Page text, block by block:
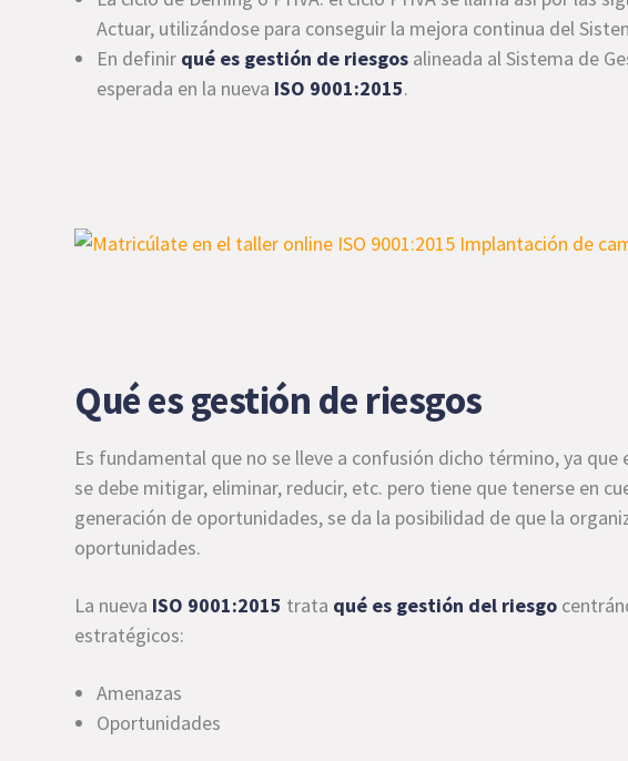
Actuar, utilizándose para conseguir la mejora continua del
En definir qué es gestión de riesgos alineada al Sistema de
esperada en la nueva ISO 9001:2015.
Qué es gestión de riesgos
Es fundamental que no se lleve a confusión dicho término, ya que
se debe mitigar, eliminar, reducir, etc. pero tiene que tenerse en
generación de oportunidades, se da la posibilidad de que la
oportunidades.
La nueva ISO 9001:2015 trata qué es gestión del riesgo
estratégicos:
Amenazas
Oportunidades